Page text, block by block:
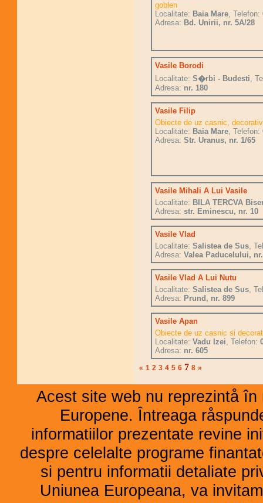
goblen
Localitate: Baia Mare, Telefon:
Adresa: Bd. Unirii, nr. 5A/28
Vasile Borodi
Localitate: S�rbi - Budesti ,
Adresa: nr. 180
Vasile Filip
Obiecte de uz casnic, decorativ
Localitate: Baia Mare, Telefon:
Adresa: Str. Uranus, nr. 1/65
Vasile Mihali A Lui Vasile
Localitate: BILA TERCVA
Adresa: str. Eminescu, nr. 10
Vasile Vlad
Localitate: Salistea de Sus,
Adresa: Valea Paducelului,
Vasile Vlad A Lui Nutu
Localitate: Salistea de Sus,
Adresa: Prund, nr. 899
Vasile Apan
Obiecte de uz casnic si
Localitate: Vadu Izei, Telefon:
Adresa: nr. 605
« 1 2 3 4 5 6 7 8 »
Acest site web nu reprezintå
Europene. Întreaga
informatiilor prezentate revine
despre celelalte programe
si pentru informatii detaliate
Uniunea Europeana, va